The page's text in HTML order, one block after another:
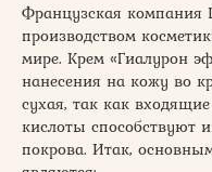
Французская компания
производством
мире. Крем «Гиалурон
нанесения на кожу во
сухая, так как
кислоты способствуют
покрова. Итак,